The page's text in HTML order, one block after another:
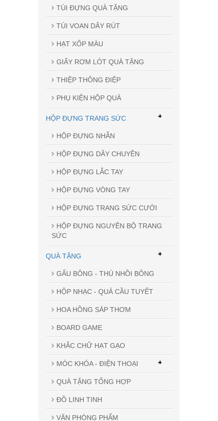
TÚI ĐỰNG QUÀ TẶNG
TÚI VOAN DÂY RÚT
HẠT XỐP MÀU
GIẤY RƠM LÓT QUÀ TẶNG
THIỆP THÔNG ĐIỆP
PHỤ KIỆN HỘP QUÀ
HỘP ĐỰNG TRANG SỨC
HỘP ĐỰNG NHẪN
HỘP ĐỰNG DÂY CHUYỀN
HỘP ĐỰNG LẮC TAY
HỘP ĐỰNG VÒNG TAY
HỘP ĐỰNG TRANG SỨC CƯỚI
HỘP ĐỰNG NGUYÊN BỘ TRANG
SỨC
+
QUÀ TẶNG
GẤU BÔNG - THÚ NHỒI BÔNG
HỘP NHẠC - QUẢ CẦU TUYẾT
HOA HỒNG SÁP THƠM
BOARD GAME
KHẮC CHỮ HẠT GẠO
MÓC KHÓA - ĐIỆN THOẠI +
QUÀ TẶNG TỔNG HỢP
ĐỒ LINH TINH
VĂN PHÒNG PHẨM
+